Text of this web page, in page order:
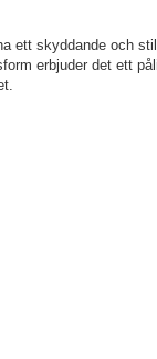
ett skyddande och
erbjuder det ett